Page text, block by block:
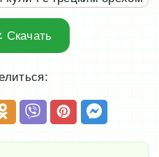
Скачать